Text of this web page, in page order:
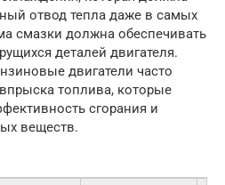
отвод тепла даже в самых
смазки должна обеспечивать
деталей двигателя.
двигатели часто
топлива, которые
сгорания и
веществ.